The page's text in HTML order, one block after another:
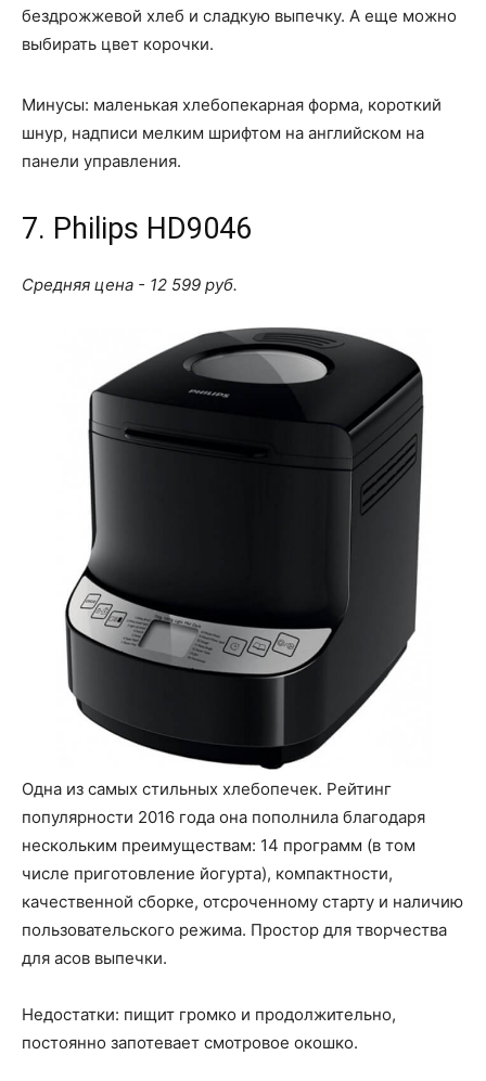
бездрожжевой хлеб и сладкую выпечку. А еще можно
выбирать цвет корочки.
Минусы: маленькая хлебопекарная форма, короткий
шнур, надписи мелким шрифтом на английском на
панели управления.
7. Philips HD9046
Средняя цена - 12 599 руб.
Одна из самых стильных хлебопечек. Рейтинг
популярности 2016 года она пополнила благодаря
нескольким преимуществам: 14 программ (в том
числе приготовление йогурта), компактности,
качественной сборке, отсроченному старту и наличию
пользовательского режима. Простор для творчества
для асов выпечки.
Недостатки: пищит громко и продолжительно,
постоянно запотевает смотровое окошко.